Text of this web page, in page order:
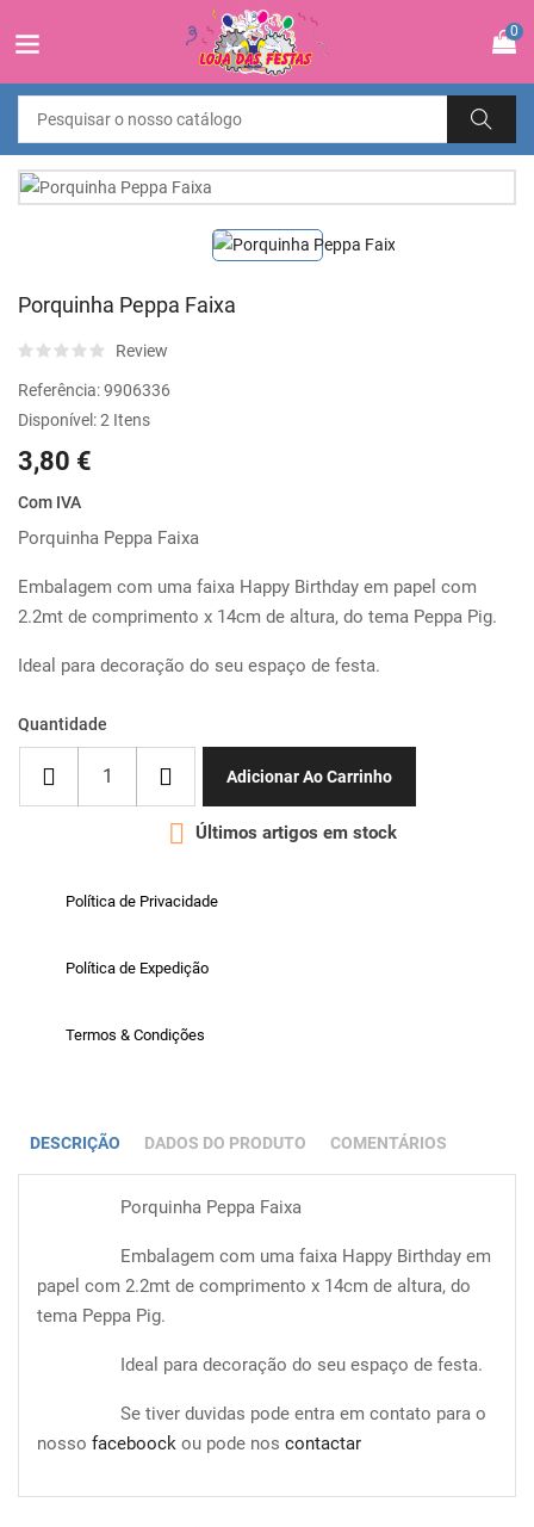
0
Porquinha Peppa Faixa
Review
Referência:9906336
Disponível:2 Itens
3,80 €
Com IVA
Porquinha Peppa Faixa
Embalagem com uma faixa Happy Birthday em papel com
2.2mt de comprimento x 14cm de altura, do tema Peppa Pig.
Ideal para decoração do seu espaço de festa.
Quantidade
Adicionar Ao Carrinho
 Últimos artigos em stock
Política de Privacidade
Política de Expedição
Termos & Condições
DESCRIÇÃO DADOS DO PRODUTO COMENTÁRIOS
Porquinha Peppa Faixa
Embalagem com uma faixa Happy Birthday em
papel com 2.2mt de comprimento x 14cm de altura, do
tema Peppa Pig.
Ideal para decoração do seu espaço de festa.
Se tiver duvidas pode entra em contato para o
nosso faceboock ou pode nos contactar